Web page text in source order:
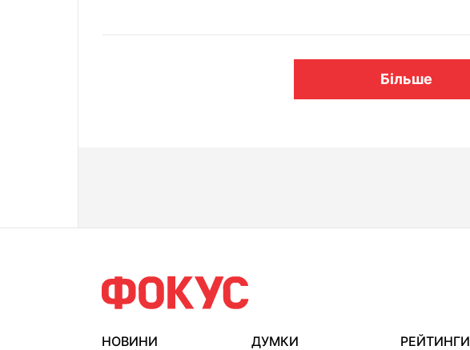
Більше
НОВИНИ ДУМКИ
РЕЙТИНГИ